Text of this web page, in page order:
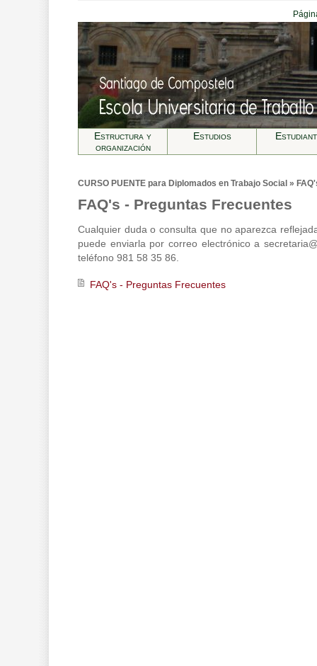
Estructura y
organización
Estudios
CURSO PUENTE para Diplomados en Trabajo Social »
FAQ's - Preguntas Frecuentes
Cualquier duda o consulta que no aparezca
puede enviarla por correo electrónico a
teléfono 981 58 35 86.
FAQ's - Preguntas Frecuentes